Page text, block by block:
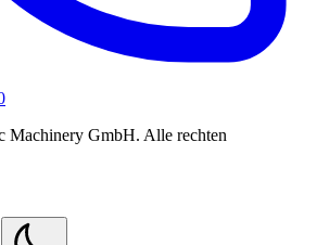
Machinery GmbH. Alle rechten